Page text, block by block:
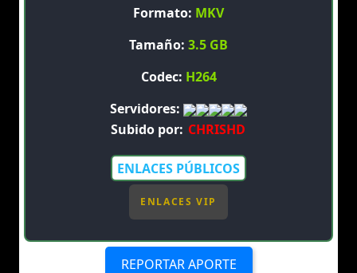
Formato: MKV
Tamaño: 3.5 GB
Codec: H264
Servidores:
Subido por: CHRISHD
ENLACES PÚBLICOS
ENLACES VIP
REPORTAR APORTE